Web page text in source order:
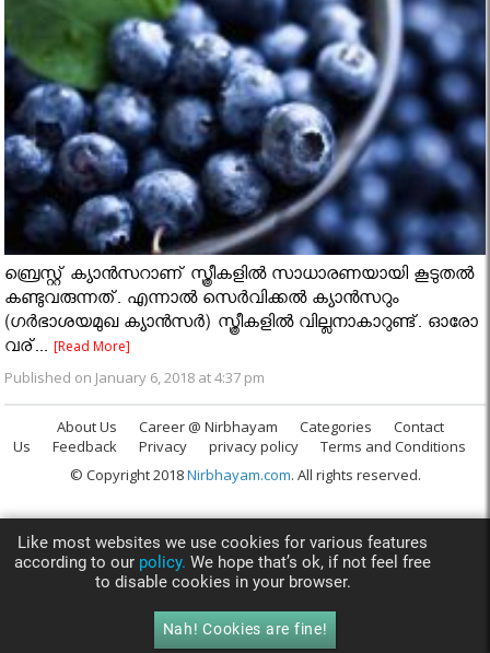
ബ്രെസ്റ്റ് ക്യാന്‍സറാണ് സ്ത്രീകളില്‍ സാധാരണയായി കൂടുതല്‍
കണ്ടുവരുന്നത്. എന്നാല്‍ സെര്‍വിക്കല്‍ ക്യാന്‍സറും
(ഗര്‍ഭാശയമുഖ ക്യാന്‍സര്‍) സ്ത്രീകളില്‍ വില്ലനാകാറുണ്ട്. ഓരോ
വര്...[Read More]
Published on January 6, 2018 at 4:37 pm
About Us Career @ Nirbhayam Categories
Contact
Us
Feedback Privacy privacy policy
Terms and Conditions
© Copyright 2018Nirbhayam.com. All rights reserved.
Like most websites we use cookies for various features
according to our policy. We hope that’s ok, if not feel free
to disable cookies in your browser.
Nah! Cookies are fine!